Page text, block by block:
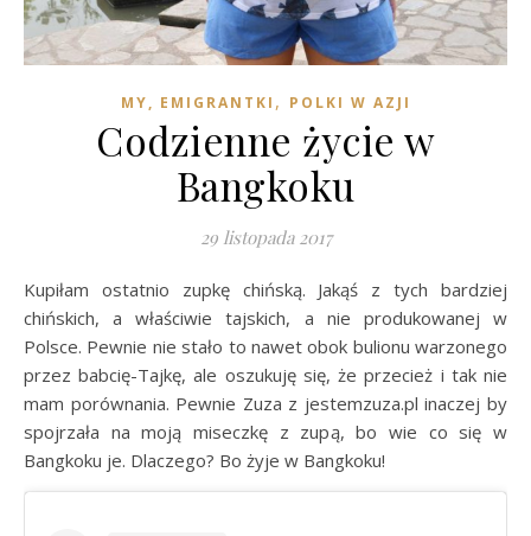
MY, EMIGRANTKI , POLKI W AZJI
Codzienne życie w
Bangkoku
29 listopada 2017
Kupiłam ostatnio zupkę chińską. Jakąś z tych bardziej
chińskich, a właściwie tajskich, a nie produkowanej w
Polsce. Pewnie nie stało to nawet obok bulionu warzonego
przez babcię-Tajkę, ale oszukuję się, że przecież i tak nie
mam porównania. Pewnie Zuza z jestemzuza.pl inaczej by
spojrzała na moją miseczkę z zupą, bo wie co się w
Bangkoku je. Dlaczego? Bo żyje w Bangkoku!